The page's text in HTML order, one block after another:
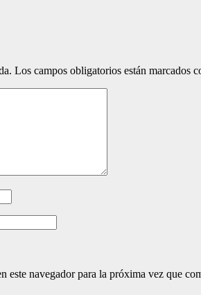
Los campos obligatorios están marcados
navegador para la próxima vez que